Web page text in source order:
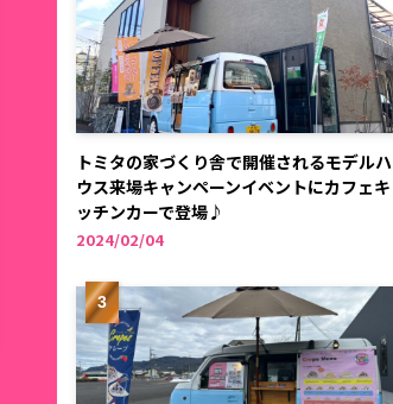
トミタの家づくり舎で開催されるモデルハ
ウス来場キャンペーンイベントにカフェキ
ッチンカーで登場♪
2024/02/04